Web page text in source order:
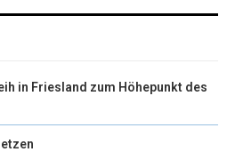
in Friesland zum Höhepunkt des